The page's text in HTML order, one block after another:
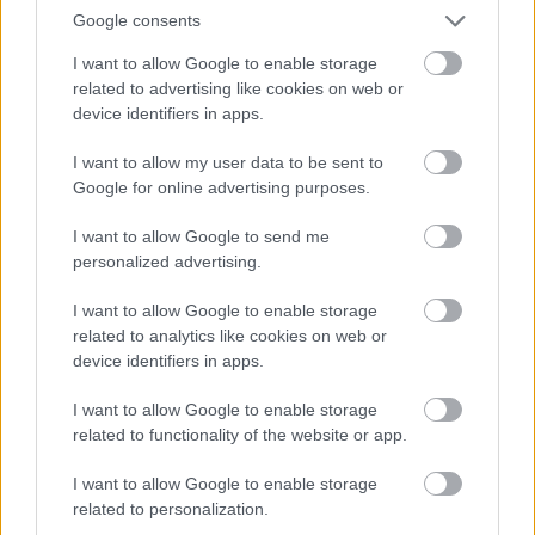
Google consents
I want to allow Google to enable storage
related to advertising like cookies on web or
device identifiers in apps.
I want to allow my user data to be sent to
Google for online advertising purposes.
I want to allow Google to send me
personalized advertising.
I want to allow Google to enable storage
related to analytics like cookies on web or
device identifiers in apps.
I want to allow Google to enable storage
related to functionality of the website or app.
I want to allow Google to enable storage
related to personalization.
Régészeti lelőhelyek elfedése?
Stibrányi Máté •2012. április 10.
Az Országgyűlés által 2011. november 15-én
elfogadott törvénymódosítással új fogalom, az
elfedés került be a kulturális örökség védelméről
szóló törvénybe. A törvényalkotók minden bizonnyal
arra gondoltak, hogy a költséges és időigényes
feltárások helyett,…